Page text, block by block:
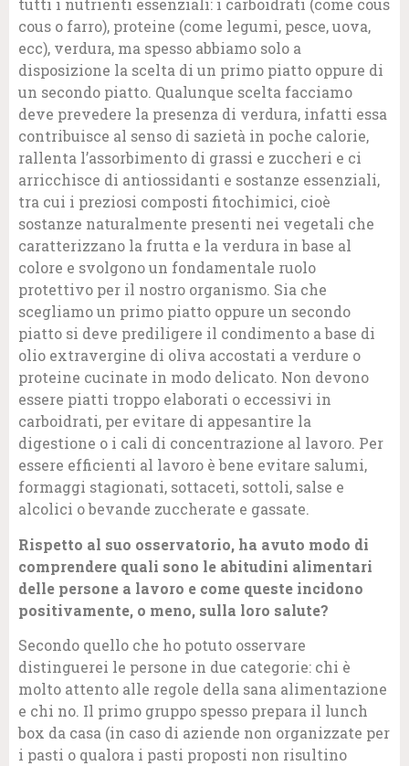
tutti i nutrienti essenziali: i carboidrati (come cous
cous o farro), proteine (come legumi, pesce, uova,
ecc), verdura, ma spesso abbiamo solo a
disposizione la scelta di un primo piatto oppure di
un secondo piatto. Qualunque scelta facciamo
deve prevedere la presenza di verdura, infatti essa
contribuisce al senso di sazietà in poche calorie,
rallenta l’assorbimento di grassi e zuccheri e ci
arricchisce di antiossidanti e sostanze essenziali,
tra cui i preziosi composti fitochimici, cioè
sostanze naturalmente presenti nei vegetali che
caratterizzano la frutta e la verdura in base al
colore e svolgono un fondamentale ruolo
protettivo per il nostro organismo. Sia che
scegliamo un primo piatto oppure un secondo
piatto si deve prediligere il condimento a base di
olio extravergine di oliva accostati a verdure o
proteine cucinate in modo delicato. Non devono
essere piatti troppo elaborati o eccessivi in
carboidrati, per evitare di appesantire la
digestione o i cali di concentrazione al lavoro. Per
essere efficienti al lavoro è bene evitare salumi,
formaggi stagionati, sottaceti, sottoli, salse e
alcolici o bevande zuccherate e gassate.
Rispetto al suo osservatorio, ha avuto modo di
comprendere quali sono le abitudini alimentari
delle persone a lavoro e come queste incidono
positivamente, o meno, sulla loro salute?
Secondo quello che ho potuto osservare
distinguerei le persone in due categorie: chi è
molto attento alle regole della sana alimentazione
e chi no. Il primo gruppo spesso prepara il lunch
box da casa (in caso di aziende non organizzate per
i pasti o qualora i pasti proposti non risultino